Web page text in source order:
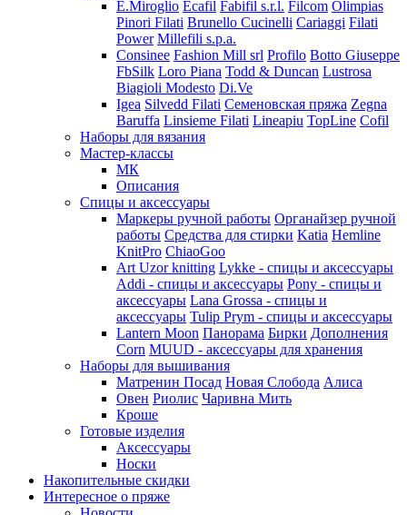
E.Miroglio Ecafil Fabifil s.r.l. Filcom Olimpias
Pinori Filati Brunello Cucinelli Cariaggi Filati
Power Millefili s.p.a.
Consinee Fashion Mill srl Profilo Botto Giuseppe
FbSilk Loro Piana Todd & Duncan Lustrosa
Biagioli Modesto Di.Ve
Igea Silvedd Filati Семеновская пряжа Zegna
Baruffa Linsieme Filati Lineapiu TopLine Cofil
Наборы для вязания
Мастер-классы
МК
Описания
Спицы и аксессуары
Маркеры ручной работы Органайзер ручной
работы Средства для стирки Katia Hemline
KnitPro ChiaoGoo
Art Uzor knitting Lykke - спицы и аксессуары
Addi - спицы и аксессуары Pony - спицы и
аксессуары Lana Grossa - спицы и
аксессуары Tulip Prym - спицы и аксессуары
Lantern Moon Панорама Бирки Дополнения
Corn MUUD - аксессуары для хранения
Наборы для вышивания
Матренин Посад Новая Слобода Алиса
Овен Риолис Чаривна Мить
Кроше
Готовые изделия
Аксессуары
Носки
Накопительные скидки
Интересное о пряже